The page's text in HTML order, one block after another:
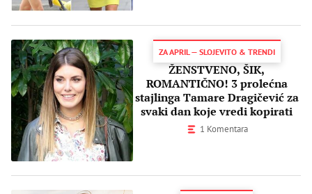
ZA APRIL — SLOJEVITO & TRENDI
ŽENSTVENO, ŠIK,
ROMANTIČNO! 3 prolećna
stajlinga Tamare Dragičević za
svaki dan koje vredi kopirati
1 Komentara